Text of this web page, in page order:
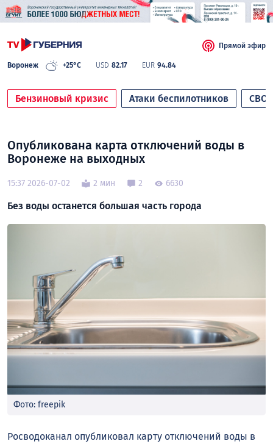
Воронеж +25°C USD 82.17 EUR 94.84
Прямой эфир
Бензиновый кризис Атаки беспилотников СВО
Опубликована карта отключений воды в
Воронеже на выходных
15:37 2026-07-02 2 мин 2 6630
Без воды останется большая часть города
Фото: freepik
Росводоканал опубликовал карту отключений воды в